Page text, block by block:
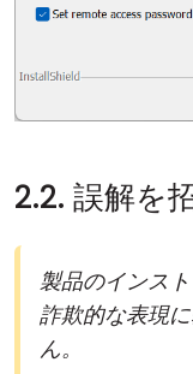
2.2. 誤解を
製品のインス
詐欺的な表現
ん。